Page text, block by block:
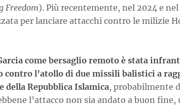
Freedom). Più recentemente, nel 2024 e
per lanciare attacchi contro le milizie
come bersaglio remoto è stata
contro l’atollo di due missili balistici a
della Repubblica Islamica, probabilmente
l’attacco non sia andato a buon fine,